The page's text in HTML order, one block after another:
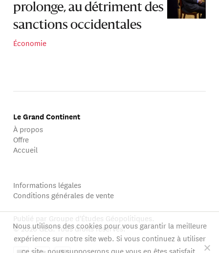
prolonge, au détriment des
sanctions occidentales
Économie
Le Grand Continent
À propos
Offre
Accueil
Informations légales
Conditions générales de vente
Publié par Groupe d'Études Géopolitiques.
© 2026 GEG. Tous droits réservés.
Nous utilisons des cookies pour vous garantir la meilleure
expérience sur notre site web. Si vous continuez à utiliser